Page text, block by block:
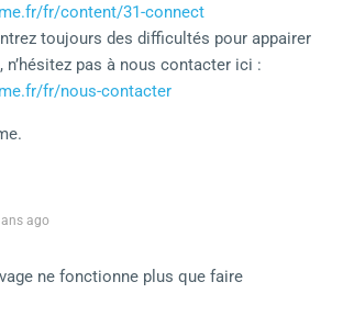
fr/content/31-connect
toujours des difficultés pour appairer
n’hésitez pas à nous contacter ici :
fr/nous-contacter
ago
ne fonctionne plus que faire